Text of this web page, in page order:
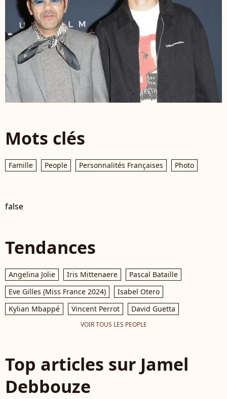
Mots clés
Famille People Personnalités Françaises Photo
false
Tendances
Angelina Jolie Iris Mittenaere
Pascal Bataille
Eve Gilles (Miss France 2024)
Isabel Otero
Kylian Mbappé
Vincent Perrot David Guetta
VOIR TOUS LES PEOPLE
Top articles sur Jamel
Debbouze